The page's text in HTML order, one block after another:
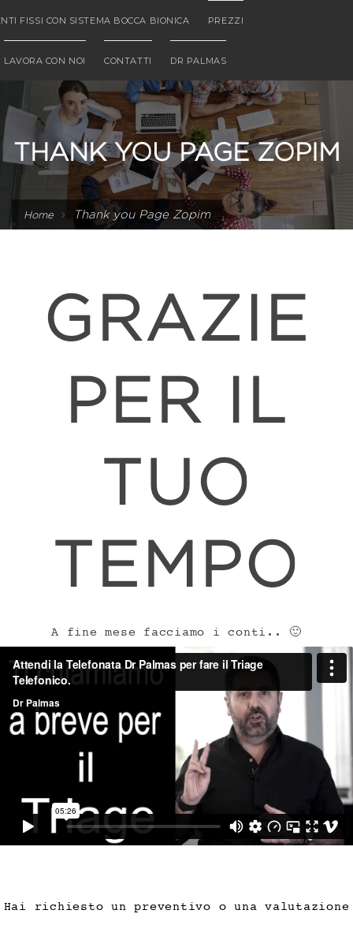
FISSI CON SISTEMA BOCCA BIONICA PREZZI
LAVORA CON NOI CONTATTI DR PALMAS
THANK YOU PAGE ZOPIM
Home Thank you Page Zopim
GRAZIE
PER IL
TUO
TEMPO
A fine mese facciamo i conti.. 🙂
Hai richiesto un preventivo o una valutazione